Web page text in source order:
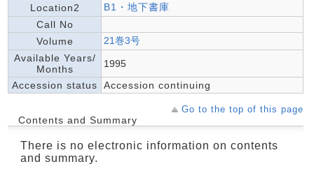
Location2
B1・地下書庫
Call No
Volume
21巻3号
Available Years/
Months
1995
Accession status
Accession continuing
Go to the top of this page
Contents and Summary
There is no electronic information on contents
and summary.